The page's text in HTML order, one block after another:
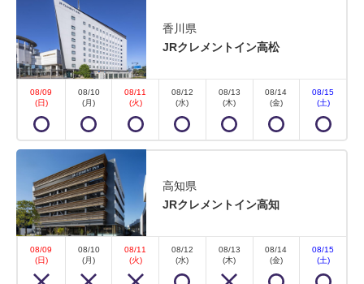
香川県
JRクレメントイン高松
08/09
(日)
08/10
(月)
08/11
(火)
08/12
(水)
08/13
(木)
08/14
(金)
08/15
(土)
高知県
JRクレメントイン高知
08/09
(日)
08/10
(月)
08/11
(火)
08/12
(水)
08/13
(木)
08/14
(金)
08/15
(土)